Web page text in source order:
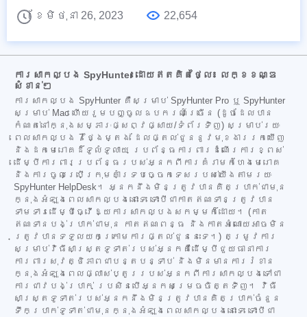
ខែមិថុនា 26, 2023
22,654
ការសាកល្បង SpyHunter ដោយឥតគិតថ្លៃ៖ លក្ខខណ្ឌ
សំខាន់ៗ
ការសាកល្បង SpyHunter គឺសម្រាប់ SpyHunter Pro ឬ SpyHunter
សម្រាប់ Mac ហើយរួមបញ្ចូលឧបករណ៍ច្រើន (ដូចដែលបាន
កំណត់នៅក្នុងសម្ភារៈផ្សព្វផ្សាយ/ទំព័រទិញ) សម្រាប់រយៈ
ពេលសាកល្បង 7 ថ្ងៃម្តង ដែលផ្តល់ជូននូវមុខងាររកឃើញ
និងដកមេរោគដ៏ទូលំទូលាយ ប្រព័ន្ធការពារដំណើរការខ្ពស់
ដើម្បីការពារប្រព័ន្ធរបស់អ្នកពីការគំរាមកំហែងមេរោគ
និងការចូលប្រើក្រុមគាំទ្របច្ចេកទេសរបស់យើងតាមរយៈ
SpyHunter HelpDesk។ អ្នកនឹងមិនត្រូវបានគិតប្រាក់ជាមុន
ក្នុងអំឡុងពេលសាកល្បងនោះទេ ទោះបីជាកាតឥណទានត្រូវបាន
ទាមទារដើម្បីធ្វើឱ្យការសាកល្បងសកម្មក៏ដោយ។ (កាត
ឥណទានបង់ប្រាក់ជាមុន កាតឥណពន្ធ និងកាតអំណោយអាចមិន
ត្រូវបានទទួលយកក្រោមការផ្តល់ជូននេះទេ។) តម្រូវការ
សម្រាប់វិធីសាស្ត្រទូទាត់របស់អ្នកគឺដើម្បីជួយធានាការ
ការពារសុវត្ថិភាពជាបន្តបន្ទាប់ និងមិនមានការរំខាន
ក្នុងអំឡុងពេលផ្លាស់ប្តូររបស់អ្នកពីការសាកល្បងទៅជា
ការជាវបង់ប្រាក់ ប្រសិនបើអ្នកសម្រេចចិត្តទិញ។ វិធី
សាស្ត្រទូទាត់របស់អ្នកនឹងមិនត្រូវបានគិតប្រាក់ចំនួន
ទឹកប្រាក់ទូទាត់ជាមុនក្នុងអំឡុងពេលសាកល្បងនោះទេ ទោះបីជា